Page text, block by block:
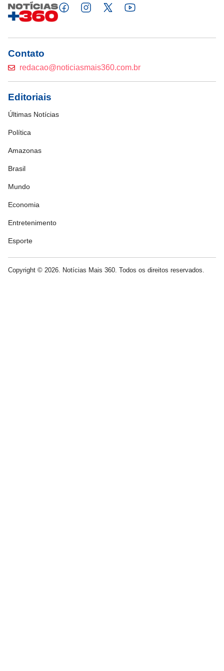
Contato
redacao@noticiasmais360.com.br
Editoriais
Últimas Notícias
Política
Amazonas
Brasil
Mundo
Economia
Entretenimento
Esporte
Copyright © 2026. Notícias Mais 360. Todos os direitos reservados.